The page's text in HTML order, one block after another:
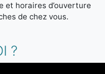
et horaires d’ouverture
de chez vous.
?